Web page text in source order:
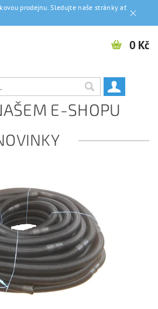
prodejnu. Sledujte naše stránky ať
0 Kč
E-SHOPU